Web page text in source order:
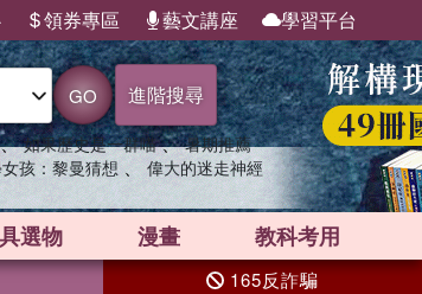
領券專區 藝文講座 學習平台
GO 進階搜尋
、 如果歷史是一群喵 、 暑期推薦
孩：黎曼猜想 、 偉大的迷走神經
選物 漫畫 教科考用
165反詐騙